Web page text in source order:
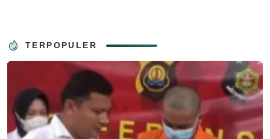
TERPOPULER